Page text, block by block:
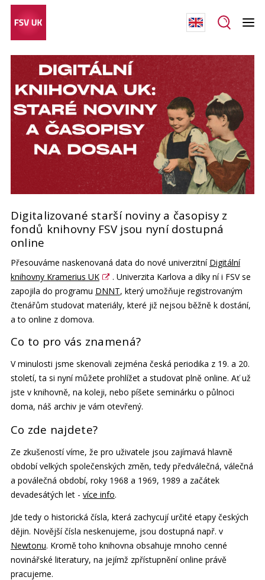
Digitalizované starší noviny a časopisy z
fondů knihovny FSV jsou nyní dostupná
online
Přesouváme naskenovaná data do nové univerzitní Digitální
knihovny Kramerius UK
. Univerzita Karlova a díky ní i FSV se
zapojila do programu DNNT, který umožňuje registrovaným
čtenářům studovat materiály, které již nejsou běžně k dostání,
a to online z domova.
Co to pro vás znamená?
V minulosti jsme skenovali zejména česká periodika z 19. a 20.
století, ta si nyní můžete prohlížet a studovat plně online. Ať už
jste v knihovně, na koleji, nebo píšete seminárku o půlnoci
doma, náš archiv je vám otevřený.
Co zde najdete?
Ze zkušeností víme, že pro uživatele jsou zajímavá hlavně
období velkých společenských změn, tedy předválečná, válečná
a poválečná období, roky 1968 a 1969, 1989 a začátek
devadesátých let - více info.
Jde tedy o historická čísla, která zachycují určité etapy českých
dějin. Novější čísla neskenujeme, jsou dostupná např. v
Newtonu. Kromě toho knihovna obsahuje mnoho cenné
novinářské literatury, na jejímž zpřístupnění online právě
pracujeme.